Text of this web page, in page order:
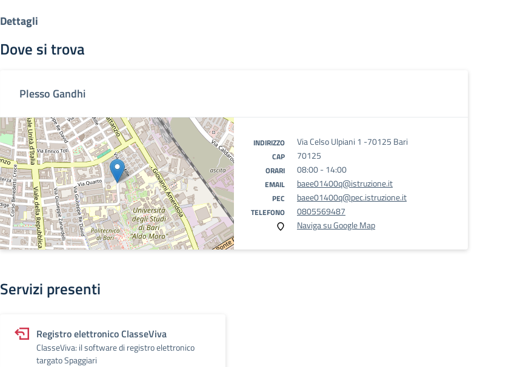
Dettagli
Dove si trova
Plesso Gandhi
INDIRIZZO Via Celso Ulpiani 1 -70125 Bari
CAP 70125
ORARI 08:00 - 14:00
EMAIL baee01400q@istruzione.it
PEC baee01400q@pec.istruzione.it
TELEFONO
0805569487
Naviga su Google Map
Servizi presenti
Registro elettronico ClasseViva
ClasseViva: il software di registro elettronico
targato Spaggiari